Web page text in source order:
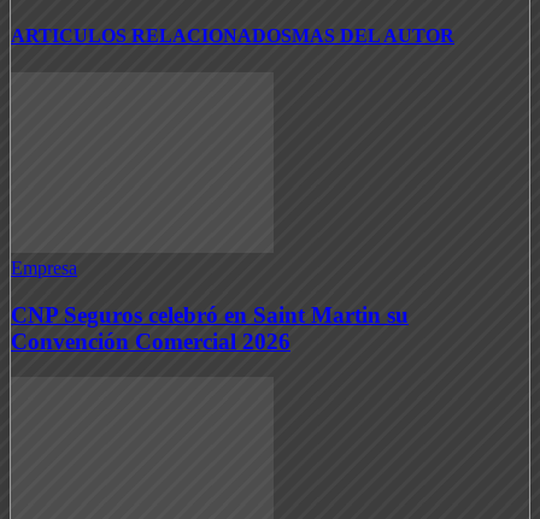
ARTICULOS RELACIONADOSMAS DEL AUTOR
Empresa
CNP Seguros celebró en Saint Martin su
Convención Comercial 2026